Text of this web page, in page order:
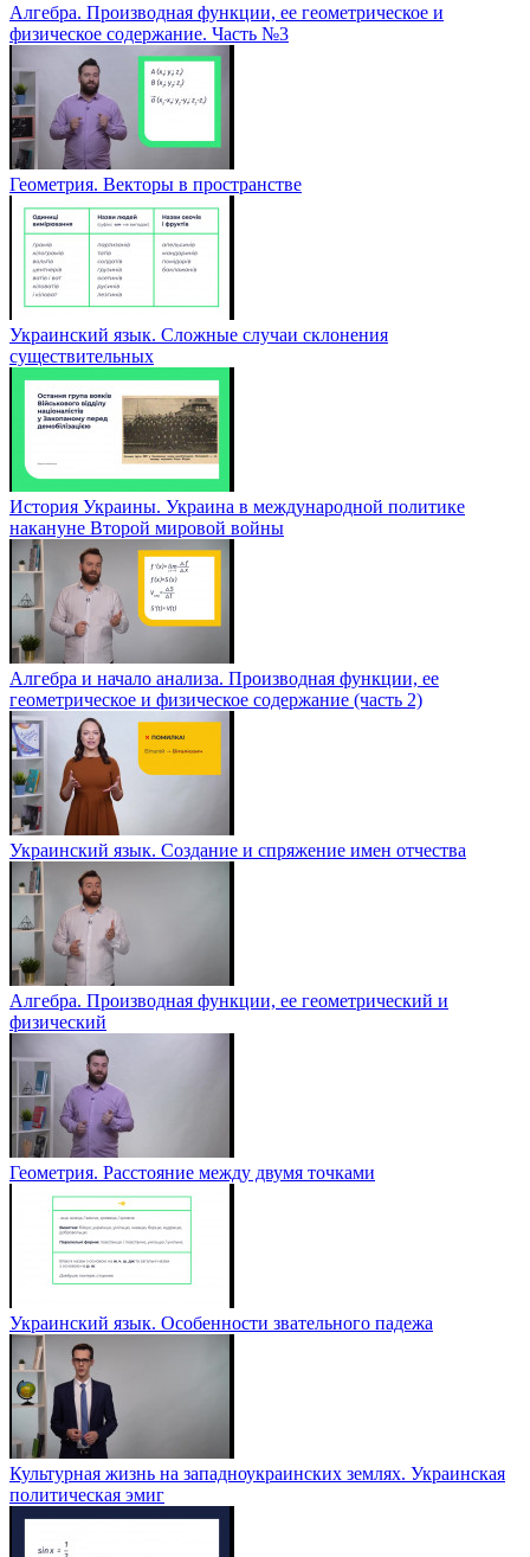
Алгебра. Производная функции, ее геометрическое и
физическое содержание. Часть №3
Геометрия. Векторы в пространстве
Украинский язык. Сложные случаи склонения
существительных
История Украины. Украина в международной политике
накануне Второй мировой войны
Алгебра и начало анализа. Производная функции, ее
геометрическое и физическое содержание (часть 2)
Украинский язык. Создание и спряжение имен отчества
Алгебра. Производная функции, ее геометрический и
физический
Геометрия. Расстояние между двумя точками
Украинский язык. Особенности звательного падежа
Культурная жизнь на западноукраинских землях. Украинская
политическая эмиг